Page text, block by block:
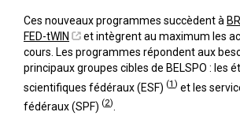
Ces nouveaux programmes succèdent à
FED-tWIN
et intègrent au maximum les
cours. Les programmes répondent aux
principaux groupes cibles de BELSPO : les
scientifiques fédéraux (ESF) (1 ) et les
fédéraux (SPF) (2)